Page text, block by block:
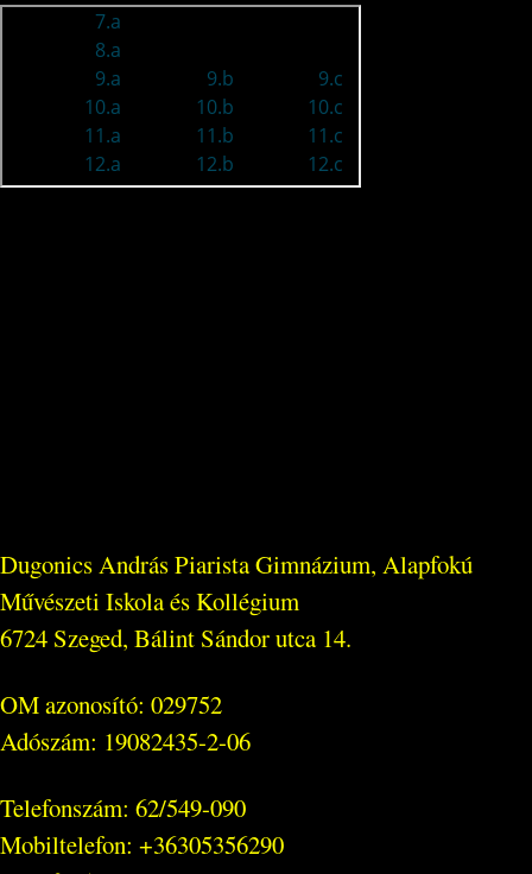
Dugonics András Piarista Gimnázium, Alapfokú
Művészeti Iskola és Kollégium
6724 Szeged, Bálint Sándor utca 14.
OM azonosító: 029752
Adószám: 19082435-2-06
Telefonszám: 62/549-090
Mobiltelefon: +36305356290